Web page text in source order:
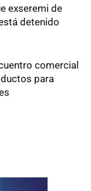
exseremi de
detenido
comercial
para